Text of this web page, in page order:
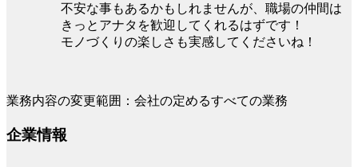
不安な事もあるかもしれませんが、職場の仲間は
きっとアナタを歓迎してくれるはずです！
モノづくりの楽しさも実感してくださいね！
業務内容の変更範囲：会社の定めるすべての業務
企業情報